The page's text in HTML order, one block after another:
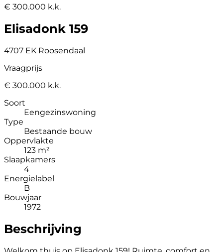
€ 300.000 k.k.
Elisadonk 159
4707 EK Roosendaal
Vraagprijs
€ 300.000 k.k.
Soort
Eengezinswoning
Type
Bestaande bouw
Oppervlakte
123 m²
Slaapkamers
4
Energielabel
B
Bouwjaar
1972
Beschrijving